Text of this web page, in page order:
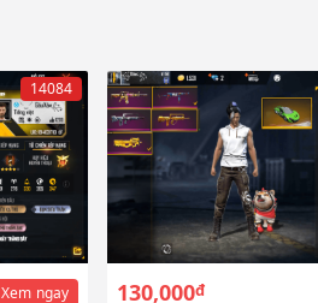
14084
Xem ngay 130,000đ